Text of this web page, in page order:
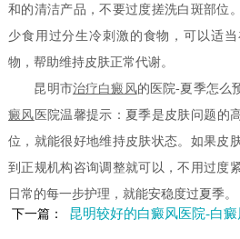
和的清洁产品，不要过度搓洗白斑部位
少食用过分生冷刺激的食物，可以适
物，帮助维持皮肤正常代谢。
昆明市治疗白癜风的医院-夏季怎么
癜风 医院温馨提示：夏季是皮肤问题的
位，就能很好地维持皮肤状态。如果皮
到正规机构咨询调整就可以，不用过度
日常的每一步护理，就能安稳度过夏季。
下一篇：
昆明较好的白癜风医院-白